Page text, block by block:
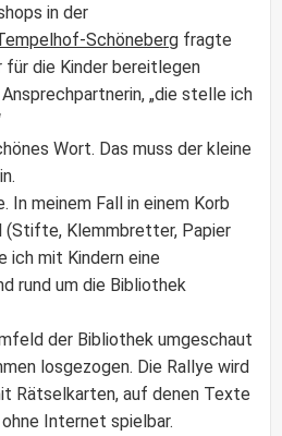
in der
Schöneberg fragte
für die Kinder bereitlegen
„die stelle ich
Wort. Das muss der kleine
In meinem Fall in einem Korb
(Stifte, Klemmbretter, Papier
ich mit Kindern eine
rund um die Bibliothek
der Bibliothek umgeschaut
losgezogen. Die Rallye wird
Rätselkarten, auf denen Texte
Internet spielbar.